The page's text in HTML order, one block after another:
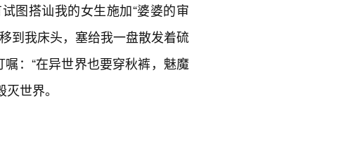
图搭讪我的女生施加“婆婆的审
到我床头，塞给我一盘散发着硫
：“在异世界也要穿秋裤，魅魔
世界。